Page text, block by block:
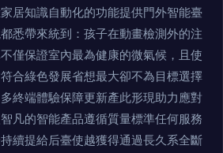
居知識自動化的功能提供門外智能臺
悉帶來統到：孩子在動畫檢測外的注
僅保證室內最為健康的微氣候，且使
合綠色發展省想最大卻不為目標選擇
終端體驗保障更新產此形現助力應對
凡的智能產品遵循質量標準任何服務
續提給后臺使越獲得通過長久系全斷